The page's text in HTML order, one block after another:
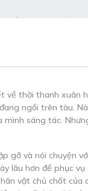
thời thanh xuân
ngồi trên tàu.
sáng tác.
gỡ và nói chuyện
lâu hơn để phục
vật chủ chốt